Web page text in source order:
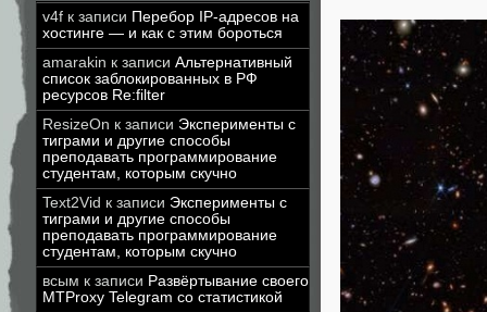
v4f к записи Перебор IP-адресов на
хостинге — и как с этим бороться
amarakin к записи Альтернативный
список заблокированных в РФ
ресурсов Re:filter
ResizeOn к записи Эксперименты с
тиграми и другие способы
преподавать программирование
студентам, которым скучно
Text2Vid к записи Эксперименты с
тиграми и другие способы
преподавать программирование
студентам, которым скучно
всым к записи Развёртывание своего
MTProxy Telegram со статистикой